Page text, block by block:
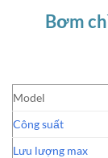
Bơm
Model
Công suất
Lưu lượng max